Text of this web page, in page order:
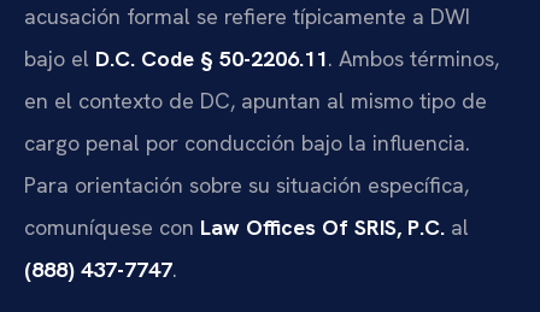
acusación formal se refiere típicamente a DWI
bajo el D.C. Code § 50-2206.11. Ambos términos,
en el contexto de DC, apuntan al mismo tipo de
cargo penal por conducción bajo la influencia.
Para orientación sobre su situación específica,
comuníquese con Law Offices Of SRIS, P.C. al
(888) 437-7747.